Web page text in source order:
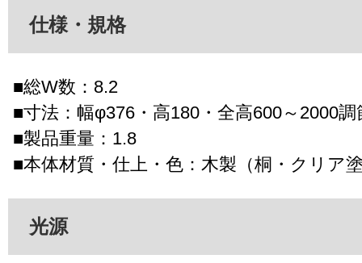
仕様・規格
■総W数：8.2
■寸法：幅φ376・高180・全高600～2000調
■製品重量：1.8
■本体材質・仕上・色：木製（桐・クリア
光源